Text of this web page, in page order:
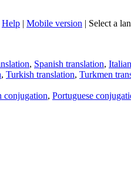
Help | Mobile version | Select a
, Spanish translation,
, Turkish translation, Turkmen
conjugation, Portuguese